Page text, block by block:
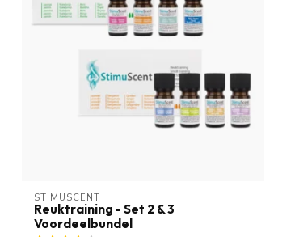
STIMUSCENT
Reuktraining - Set 2 & 3
Voordeelbundel